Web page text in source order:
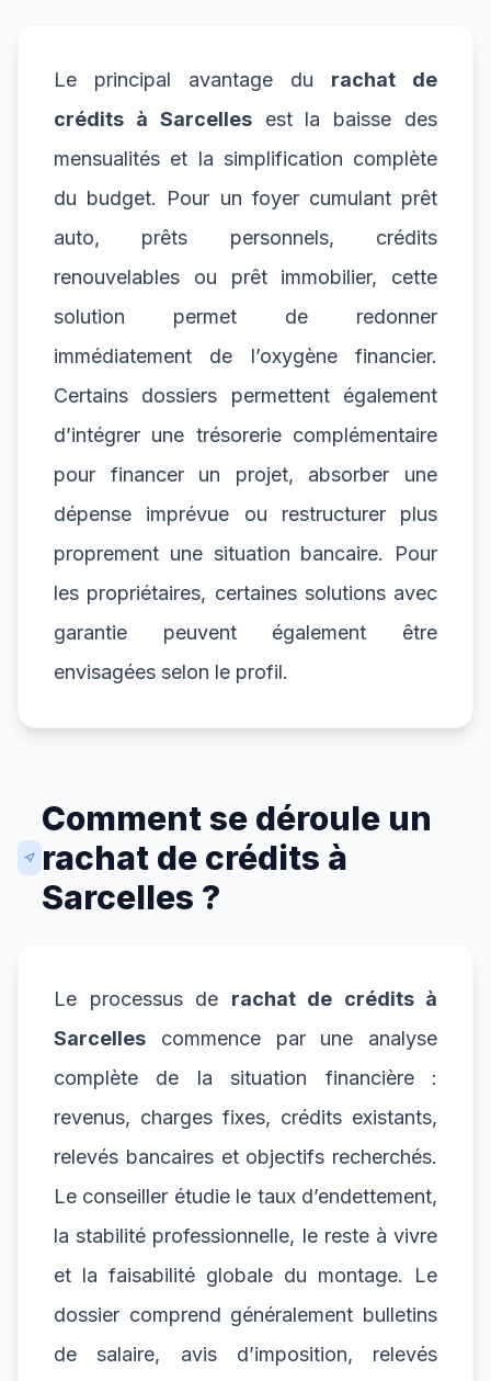
Le principal avantage du rachat de
crédits à Sarcellesest la baisse des
mensualités et la simplification complète
du budget. Pour un foyer cumulant prêt
auto, prêts personnels, crédits
renouvelables ou prêt immobilier, cette
solution permet de redonner
immédiatement de l’oxygène financier.
Certains dossiers permettent également
d’intégrer une trésorerie complémentaire
pour financer un projet, absorber une
dépense imprévue ou restructurer plus
proprement une situation bancaire. Pour
les propriétaires, certaines solutions avec
garantie peuvent également être
envisagées selon le profil.
Comment se déroule un
rachat de crédits à
Sarcelles ?
Le processus de rachat de crédits à
Sarcelles commence par une analyse
complète de la situation financière :
revenus, charges fixes, crédits existants,
relevés bancaires et objectifs recherchés.
Le conseiller étudie le taux d’endettement,
la stabilité professionnelle, le reste à vivre
et la faisabilité globale du montage. Le
dossier comprend généralement bulletins
de salaire, avis d’imposition, relevés